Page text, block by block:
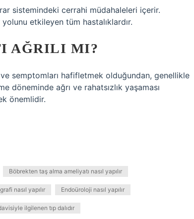
sistemindeki cerrahi müdahaleleri içerir.
etkileyen tüm hastalıklardır.
AĞRILI MI?
ve semptomları hafifletmek olduğundan, genellikle
döneminde ağrı ve rahatsızlık yaşaması
önemlidir.
Böbrekten taş alma ameliyatı nasıl yapılır
nasıl yapılır Endoüroloji nasıl yapılır
ilgilenen tıp dalıdır